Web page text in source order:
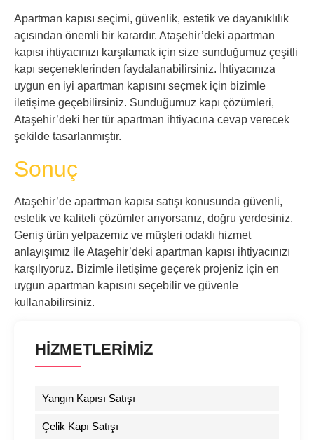
Apartman kapısı seçimi, güvenlik, estetik ve dayanıklılık
açısından önemli bir karardır. Ataşehir’deki apartman
kapısı ihtiyacınızı karşılamak için size sunduğumuz çeşitli
kapı seçeneklerinden faydalanabilirsiniz. İhtiyacınıza
uygun en iyi apartman kapısını seçmek için bizimle
iletişime geçebilirsiniz. Sunduğumuz kapı çözümleri,
Ataşehir’deki her tür apartman ihtiyacına cevap verecek
şekilde tasarlanmıştır.
Sonuç
Ataşehir’de apartman kapısı satışı konusunda güvenli,
estetik ve kaliteli çözümler arıyorsanız, doğru yerdesiniz.
Geniş ürün yelpazemiz ve müşteri odaklı hizmet
anlayışımız ile Ataşehir’deki apartman kapısı ihtiyacınızı
karşılıyoruz. Bizimle iletişime geçerek projeniz için en
uygun apartman kapısını seçebilir ve güvenle
kullanabilirsiniz.
HİZMETLERİMİZ
Yangın Kapısı Satışı
Çelik Kapı Satışı